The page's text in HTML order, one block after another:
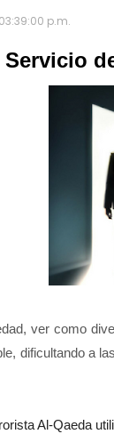
p.m.
Servicio
ver como
dificultando a
Al-Qaeda